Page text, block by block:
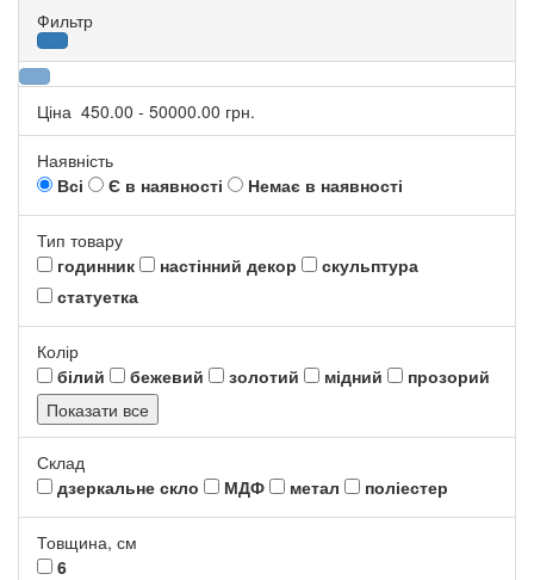
Фильтр
Ціна 450.00 - 50000.00 грн.
Наявність
Всі
Є в наявності Немає в наявності
Тип товару
годинник
настінний декор
скульптура
статуетка
Колір
білий
бежевий золотий мідний
прозорий
Показати все
Склад
дзеркальне скло
МДФ метал поліестер
Товщина, см
6